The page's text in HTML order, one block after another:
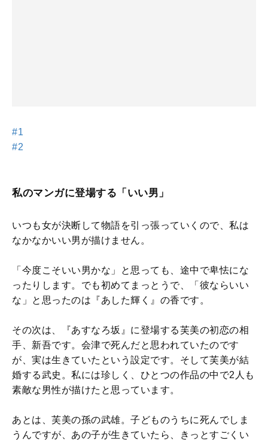
#1
#2
私のマンガに登場する「いい男」
いつも女が決断して物語を引っ張っていくので、私は
なかなかいい男が描けません。
「今度こそいい男かな」と思っても、途中で卑怯にな
ったりします。でも初めてまっとうで、「彼ならいい
な」と思ったのは『あした輝く』の香です。
その次は、『あすなろ坂』に登場する芙美の初恋の相
手、新吾です。会津で死んだと思われていたのです
が、実は生きていたという設定です。そして芙美が結
婚する武史。私には珍しく、ひとつの作品の中で2人も
素敵な男性が描けたと思っています。
あとは、芙美の孫の武雄。子どものうちに死んでしま
うんですが、あの子が生きていたら、きっとすごくい